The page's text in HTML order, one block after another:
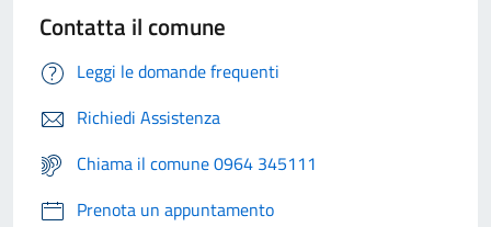
Contatta il comune
Leggi le domande frequenti
Richiedi Assistenza
Chiama il comune 0964 345111
Prenota un appuntamento